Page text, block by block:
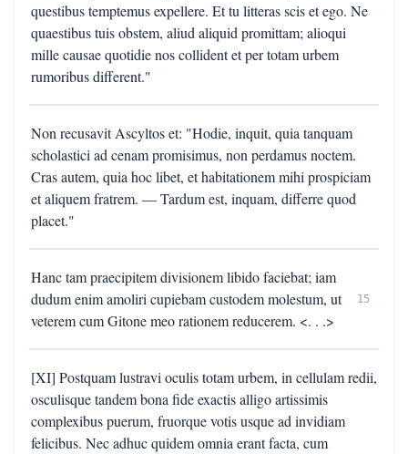
questibus temptemus expellere. Et tu litteras scis et ego. Ne
quaestibus tuis obstem, aliud aliquid promittam; alioqui
mille causae quotidie nos collident et per totam urbem
rumoribus different."
Non recusavit Ascyltos et: "Hodie, inquit, quia tanquam
scholastici ad cenam promisimus, non perdamus noctem.
Cras autem, quia hoc libet, et habitationem mihi prospiciam
et aliquem fratrem. — Tardum est, inquam, differre quod
placet."
Hanc tam praecipitem divisionem libido faciebat; iam
dudum enim amoliri cupiebam custodem molestum, ut
veterem cum Gitone meo rationem reducerem. <. . .>
15
[XI] Postquam lustravi oculis totam urbem, in cellulam redii,
osculisque tandem bona fide exactis alligo artissimis
complexibus puerum, fruorque votis usque ad invidiam
felicibus. Nec adhuc quidem omnia erant facta, cum